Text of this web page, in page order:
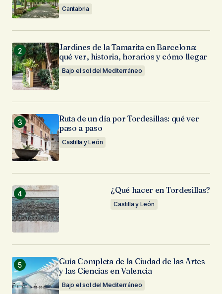
Cantabria
Jardines de la Tamarita en Barcelona:
qué ver, historia, horarios y cómo llegar
Bajo el sol del Mediterráneo
Ruta de un día por Tordesillas: qué ver
paso a paso
Castilla y León
¿Qué hacer en Tordesillas?
Castilla y León
Guía Completa de la Ciudad de las Artes
y las Ciencias en Valencia
Bajo el sol del Mediterráneo